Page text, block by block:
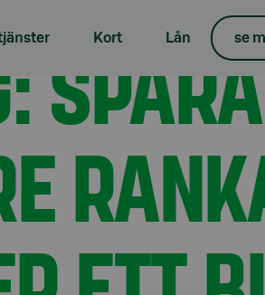
Kort Lån se
rankade S-Banken som